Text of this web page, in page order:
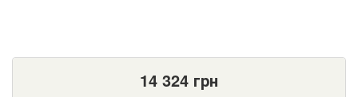
14 324 грн